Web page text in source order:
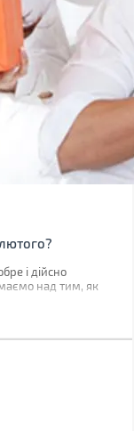
і дійсно
над тим, як
його